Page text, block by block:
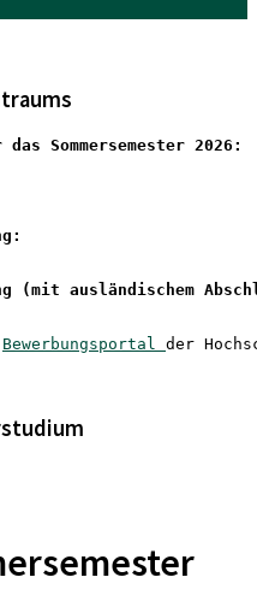
Sommersemester 2026:
(mit ausländischem
Bewerbungsportal der